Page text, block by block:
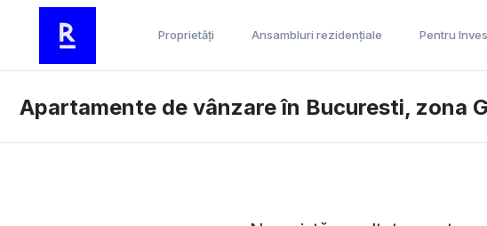
Proprietăți Ansambluri rezidențiale Pentru
Apartamente de vânzare în Bucuresti, zona